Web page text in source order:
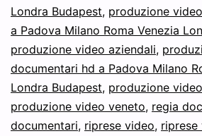
Londra Budapest, produzione video
a Padova Milano Roma Venezia
produzione video aziendali,
documentari hd a Padova Milano
Londra Budapest, produzione
produzione video veneto, regia
documentari, riprese video, riprese